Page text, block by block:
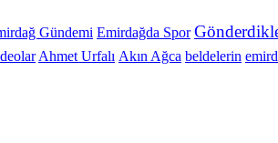
Gündemi Emirdağda Spor
Ahmet Urfalı Akın Ağca beldelerin